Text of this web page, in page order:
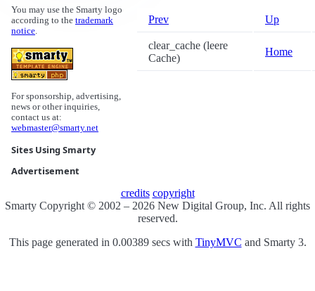
You may use the Smarty logo
according to the trademark
notice.
For sponsorship, advertising,
news or other inquiries,
contact us at:
webmaster@smarty.net
Sites Using Smarty
Advertisement
Prev Up
clear_cache (leere
Cache)
Home
credits copyright
Smarty Copyright © 2002 – 2026 New Digital Group, Inc. All rights
reserved.
This page generated in 0.00389 secs with TinyMVC and Smarty 3.